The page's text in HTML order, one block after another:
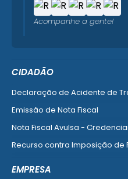
CIDADÃO
Declaração de Acidente de
Emissão de Nota Fiscal
Nota Fiscal Avulsa -
Recurso contra Imposição de
EMPRESA
Acompanhe a gente!